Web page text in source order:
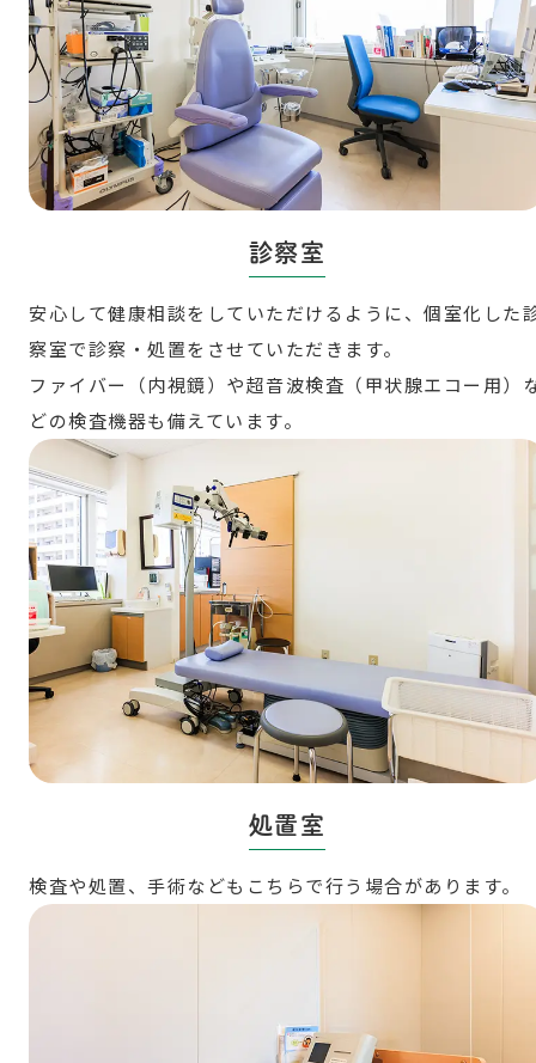
診察室
安心して健康相談をしていただけるように、個室化した
察室で診察・処置をさせていただきます。
ファイバー（内視鏡）や超音波検査（甲状腺エコー用）
どの検査機器も備えています。
処置室
検査や処置、手術などもこちらで行う場合があります。